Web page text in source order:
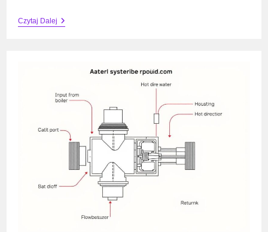
Czytaj DalejNowoczesne
I
ECODESIGN
Praktyce?